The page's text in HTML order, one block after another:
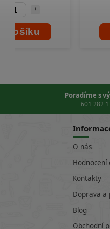
košíku
Poradíme s
601 282
O nás
Hodnocení
Kontakty
Doprava a
Blog
Obchodní